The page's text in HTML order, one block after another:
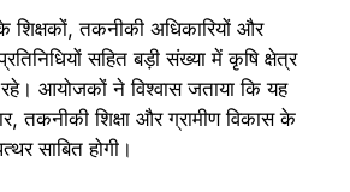
शिक्षकों, तकनीकी अधिकारियों और
सहित बड़ी संख्या में कृषि क्षेत्र
आयोजकों ने विश्वास जताया कि यह
तकनीकी शिक्षा और ग्रामीण विकास के
साबित होगी।